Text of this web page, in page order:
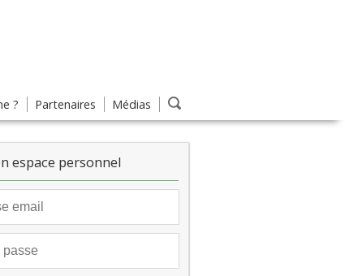
? Partenaires Médias
espace personnel